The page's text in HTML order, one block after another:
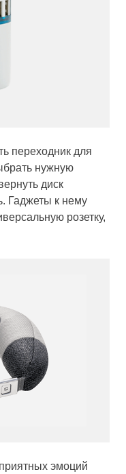
переходник для
нужную
диск
Гаджеты к нему
розетку,
эмоций